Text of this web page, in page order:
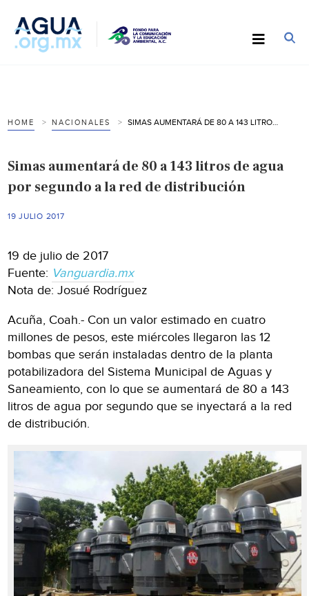
HOME NACIONALES
Simas aumentará de 80 a 143 litros de agua
por segundo a la red de distribución
19 JULIO 2017
19 de julio de 2017
Fuente: Vanguardia.mx
Nota de: Josué Rodríguez
Acuña, Coah.- Con un valor estimado en cuatro
millones de pesos, este miércoles llegaron las 12
bombas que serán instaladas dentro de la planta
potabilizadora del Sistema Municipal de Aguas y
Saneamiento, con lo que se aumentará de 80 a 143
litros de agua por segundo que se inyectará a la red
de distribución.